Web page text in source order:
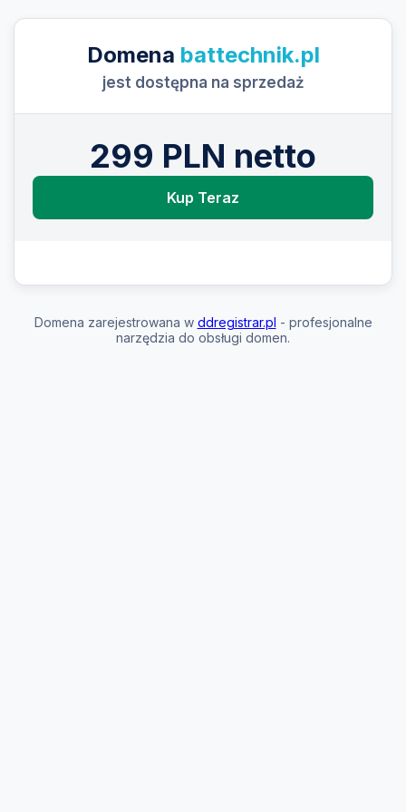
Domena battechnik.pl
jest dostępna na sprzedaż
299 PLN netto
Kup Teraz
Domena zarejestrowana w ddregistrar.pl - profesjonalne
narzędzia do obsługi domen.